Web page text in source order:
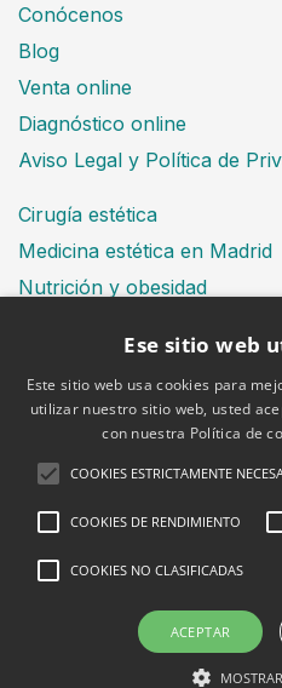
Conócenos
Blog
Venta online
Diagnóstico online
Aviso Legal y Política de
Cirugía estética
Medicina estética en Madrid
Nutrición y obesidad
Financiación
Política de cookies
2026 © Clínica Bruselas
Ese sitio web
Este sitio web usa cookies para
utilizar nuestro sitio web, usted
con nuestra Política de
COOKIES ESTRICTAMENTE
COOKIES DE RENDIMIENTO
COOKIES NO CLASIFICADAS
ACEPTAR